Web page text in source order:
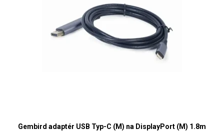
Gembird adaptér USB Typ-C (M) na DisplayPort (M) 1.8m